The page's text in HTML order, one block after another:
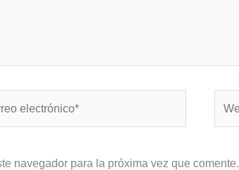
navegador para la próxima vez que comente.